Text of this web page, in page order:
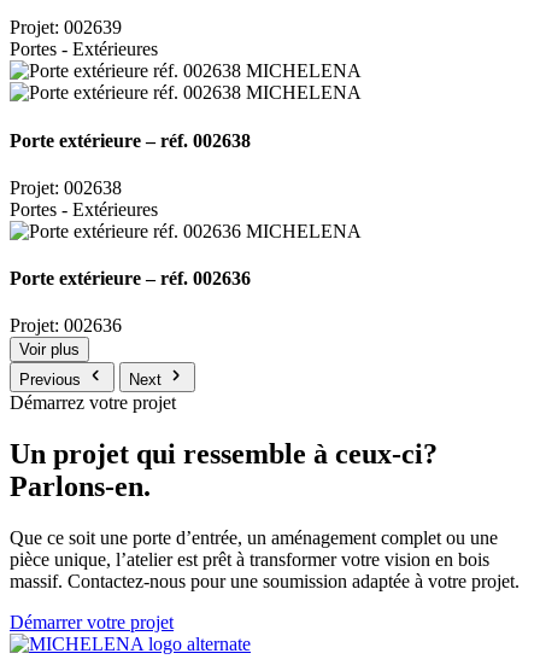
Projet: 002639
Portes - Extérieures
Porte extérieure – réf. 002638
Projet: 002638
Portes - Extérieures
Porte extérieure – réf. 002636
Projet: 002636
Voir plus
Previous
Next
Démarrez votre projet
Un projet qui ressemble à ceux-ci?
Parlons-en.
Que ce soit une porte d’entrée, un aménagement complet ou une
pièce unique, l’atelier est prêt à transformer votre vision en bois
massif. Contactez-nous pour une soumission adaptée à votre projet.
Démarrer votre projet